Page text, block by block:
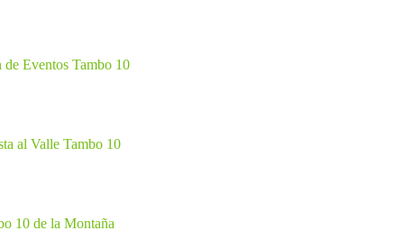
Eventos Tambo 10
al Valle Tambo 10
10 de la Montaña
es una amplia cabaña de tres dormitorios y dos baños